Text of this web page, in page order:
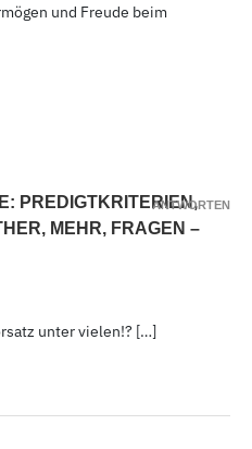
und Freude beim
PREDIGTKRITERIEN,
MEHR, FRAGEN –
unter vielen!? […]
ANTWORTEN